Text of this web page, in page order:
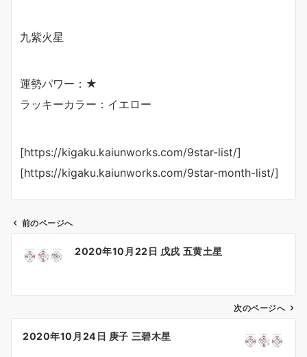
九紫火星
運勢パワー：★
ラッキーカラー：イエロー
[https://kigaku.kaiunworks.com/9star-list/]
[https://kigaku.kaiunworks.com/9star-month-list/]
ビ
前のページへ
2020年10月22日 戊戌 五黄土星
次のページへ
2020年10月24日 庚子 三碧木星